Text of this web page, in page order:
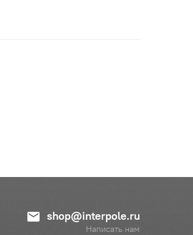
shop@interpole.ru
Написать нам